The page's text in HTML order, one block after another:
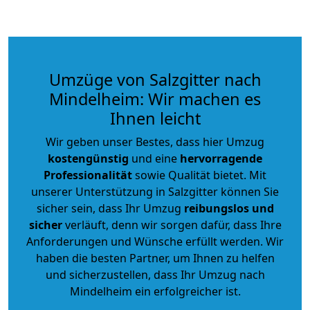
Umzüge von Salzgitter nach
Mindelheim: Wir machen es
Ihnen leicht
Wir geben unser Bestes, dass hier Umzug
kostengünstig und eine hervorragende
Professionalitätsowie Qualität bietet. Mit
unserer Unterstützung in Salzgitter können Sie
sicher sein, dass Ihr Umzug reibungslos und
sicherverläuft, denn wir sorgen dafür, dass Ihre
Anforderungen und Wünsche erfüllt werden. Wir
haben die besten Partner, um Ihnen zu helfen
und sicherzustellen, dass Ihr Umzug nach
Mindelheim ein erfolgreicher ist.